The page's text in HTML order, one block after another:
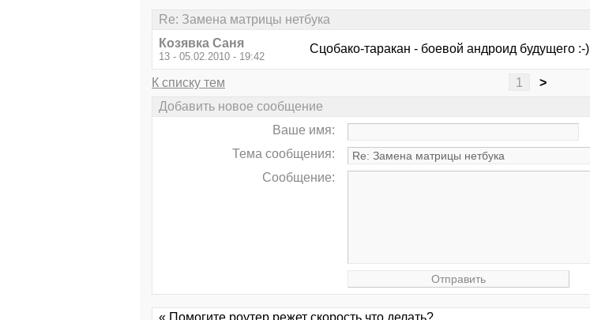
Re: Замена матрицы нетбука
Козявка Саня
13 - 05.02.2010 - 19:42
Сцобако-таракан - боевой андроид будущего :-)
К списку тем 1 >
Добавить новое сообщение
Ваше имя:
Тема сообщения:
Сообщение: